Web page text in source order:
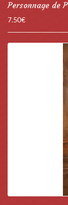
Personnage de
7.50€